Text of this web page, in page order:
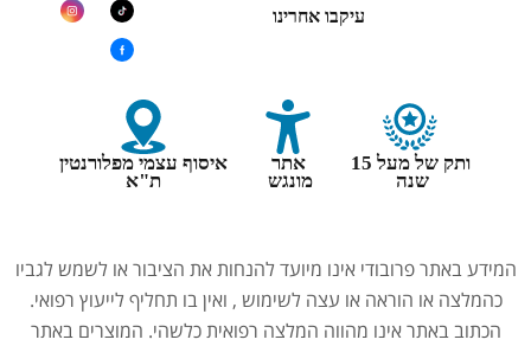
עיקבו אחרינו
ותק של מעל 15
שנה
אתר
מונגש
איסוף עצמי מפלורנטין
ת"א
המידע באתר פרובודי אינו מיועד להנחות את הציבור או לשמש לגביו
כהמלצה או הוראה או עצה לשימוש , ואין בו תחליף לייעוץ רפואי.
הכתוב באתר אינו מהווה המלצה רפואית כלשהי. המוצרים באתר